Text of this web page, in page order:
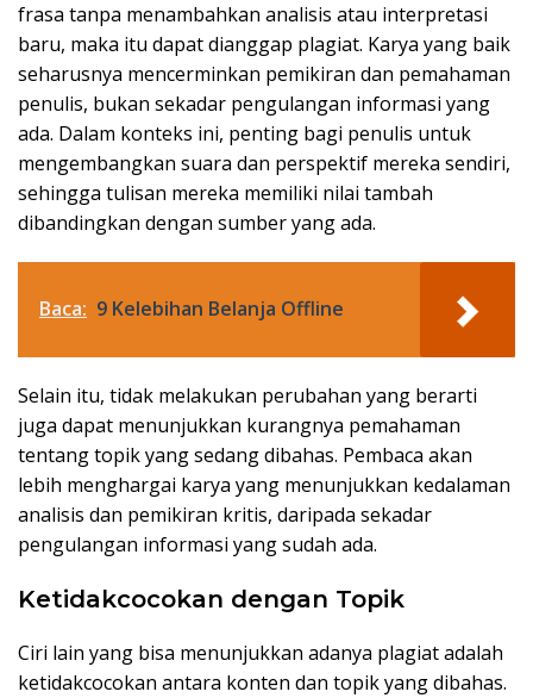
frasa tanpa menambahkan analisis atau interpretasi
baru, maka itu dapat dianggap plagiat. Karya yang baik
seharusnya mencerminkan pemikiran dan pemahaman
penulis, bukan sekadar pengulangan informasi yang
ada. Dalam konteks ini, penting bagi penulis untuk
mengembangkan suara dan perspektif mereka sendiri,
sehingga tulisan mereka memiliki nilai tambah
dibandingkan dengan sumber yang ada.
Baca: 9 Kelebihan Belanja Offline
Selain itu, tidak melakukan perubahan yang berarti
juga dapat menunjukkan kurangnya pemahaman
tentang topik yang sedang dibahas. Pembaca akan
lebih menghargai karya yang menunjukkan kedalaman
analisis dan pemikiran kritis, daripada sekadar
pengulangan informasi yang sudah ada.
Ketidakcocokan dengan Topik
Ciri lain yang bisa menunjukkan adanya plagiat adalah
ketidakcocokan antara konten dan topik yang dibahas.